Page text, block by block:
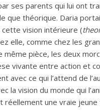
ses parents qui lui ont
que théorique. Daria
cette vision intérieure (
elle, comme chez les
même pièce, les deux
vivante entre action et
avec ce qui l’attend de
la vision du monde qui
réellement une vraie jeune